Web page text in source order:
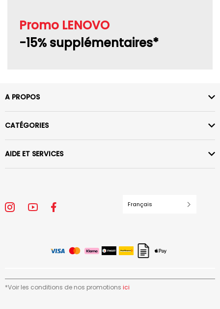
Promo LENOVO
-15% supplémentaires*
A PROPOS
CATÉGORIES
AIDE ET SERVICES
Français
*Voir les conditions de nos promotions ici